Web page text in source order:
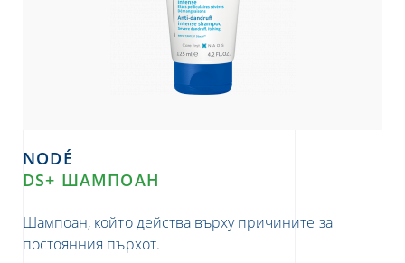
NODÉ
DS+ ШАМПОАН
Шампоан, който действа върху причините за
постоянния пърхот.